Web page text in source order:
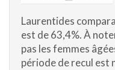
Laurentides
est de 63,4%. À
pas les femmes
période de recul est